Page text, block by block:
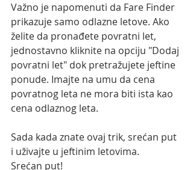
Važno je napomenuti da Fare Finder
prikazuje samo odlazne letove. Ako
želite da pronađete povratni let,
jednostavno kliknite na opciju "Dodaj
povratni let" dok pretražujete jeftine
ponude. Imajte na umu da cena
povratnog leta ne mora biti ista kao
cena odlaznog leta.
Sada kada znate ovaj trik, srećan put
i uživajte u jeftinim letovima.
Srećan put!